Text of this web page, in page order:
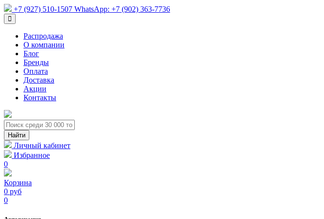
+7 (927) 510-1507 WhatsApp: +7 (902) 363-7736
Распродажа
О компании
Блог
Бренды
Оплата
Доставка
Акции
Контакты
Личный кабинет
Избранное
0
Корзина
0 руб
0